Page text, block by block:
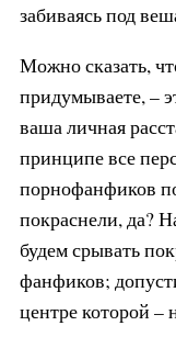
забиваясь под
Можно сказать,
придумываете, –
ваша личная
принципе все
порнофанфиков
покраснели, да?
будем срывать
фанфиков;
центре которой –